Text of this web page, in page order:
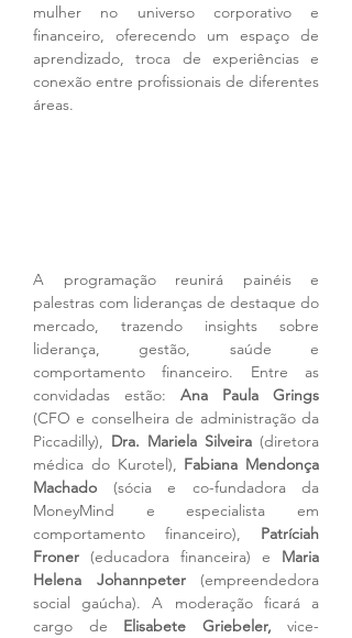
mulher no universo corporativo e
financeiro, oferecendo um espaço de
aprendizado, troca de experiências e
conexão entre profissionais de diferentes
áreas.
A programação reunirá painéis e
palestras com lideranças de destaque do
mercado, trazendo insights sobre
liderança, gestão, saúde e
comportamento financeiro. Entre as
convidadas estão: Ana Paula Grings
(CFO e conselheira de administração da
Piccadilly), Dra. Mariela Silveira (diretora
médica do Kurotel), Fabiana Mendonça
Machado (sócia e co-fundadora da
MoneyMind e especialista em
comportamento financeiro), Patríciah
Froner (educadora financeira) e Maria
Helena Johannpeter (empreendedora
social gaúcha). A moderação ficará a
cargo de Elisabete Griebeler, vice-